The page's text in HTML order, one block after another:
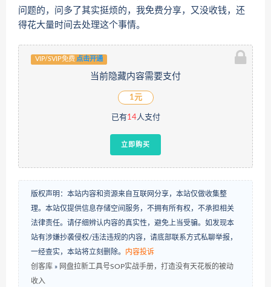
问题的，问多了其实挺烦的，我免费分享，又没收钱，还
得花大量时间去处理这个事情。
VIP/SVIP免费 点击开通
当前隐藏内容需要支付
1元
已有 14人支付
立即购买
版权声明：本站内容和资源来自互联网分享，本站仅做收集整
理。本站仅提供信息存储空间服务，不拥有所有权，不承担相关
法律责任。请仔细辨认内容的真实性，避免上当受骗。如发现本
站有涉嫌抄袭侵权/违法违规的内容，请底部联系方式私聊举报，
一经查实，本站将立刻删除。 内容投诉
创客库 » 网盘拉新工具号SOP实战手册，打造没有天花板的被动
收入